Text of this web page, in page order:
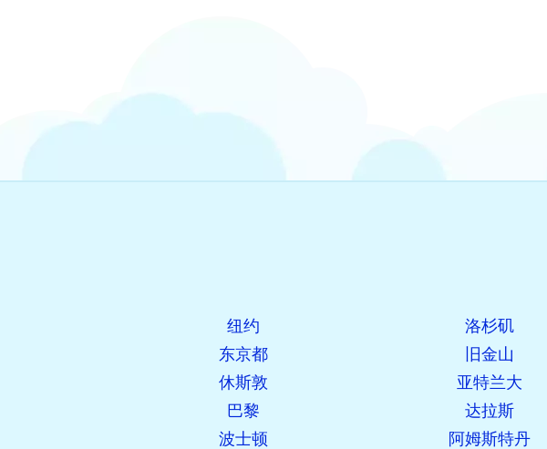
纽约 洛杉矶
东京都
旧金山
休斯敦
亚特兰大
巴黎
达拉斯
波士顿
阿姆斯特丹